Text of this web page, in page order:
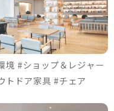
境 #ショップ＆レジャー
トドア家具 #チェア